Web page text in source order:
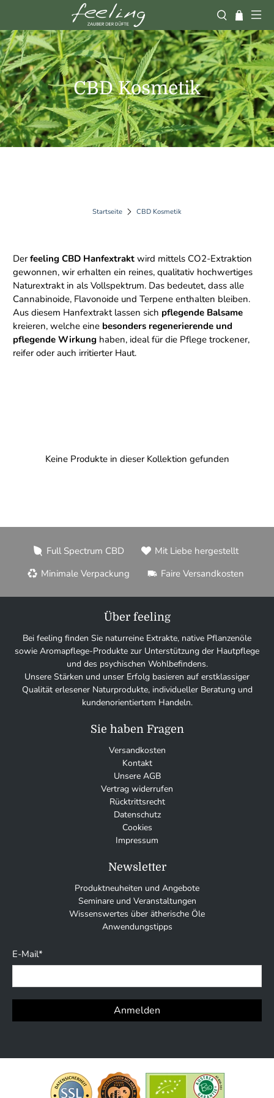
CBD Kosmetik
Startseite CBD Kosmetik
Derfeeling CBD Hanfextrakt wird mittels CO2-Extraktion
gewonnen, wir erhalten ein reines, qualitativ hochwertiges
Naturextrakt in als Vollspektrum. Das bedeutet, dass alle
Cannabinoide, Flavonoide und Terpene enthalten bleiben.
Aus diesem Hanfextrakt lassen sich pflegende Balsame
kreieren, welche eine besonders regenerierende und
pflegende Wirkung haben, ideal für die Pflege trockener,
reifer oder auch irritierter Haut.
Keine Produkte in dieser Kollektion gefunden
Full Spectrum CBD
Mit Liebe hergestellt
Minimale Verpackung
Faire Versandkosten
Über feeling
Bei feeling finden Sie naturreine Extrakte, native Pflanzenöle
sowie Aromapflege-Produkte zur Unterstützung der Hautpflege
und des psychischen Wohlbefindens.
Unsere Stärken und unser Erfolg basieren auf erstklassiger
Qualität erlesener Naturprodukte, individueller Beratung und
kundenorientiertem Handeln.
Sie haben Fragen
Versandkosten
Kontakt
Unsere AGB
Vertrag widerrufen
Rücktrittsrecht
Datenschutz
Cookies
Impressum
Newsletter
Produktneuheiten und Angebote
Seminare und Veranstaltungen
Wissenswertes über ätherische Öle
Anwendungstipps
E-Mail*
Anmelden